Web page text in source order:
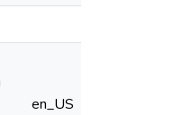
en_US